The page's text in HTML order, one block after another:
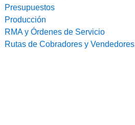
Presupuestos
Producción
RMA y Órdenes de Servicio
Rutas de Cobradores y Vendedores